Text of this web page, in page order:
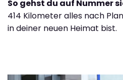
So gehst du auf Nummer
414 Kilometer alles nach
in deiner neuen Heimat bist.